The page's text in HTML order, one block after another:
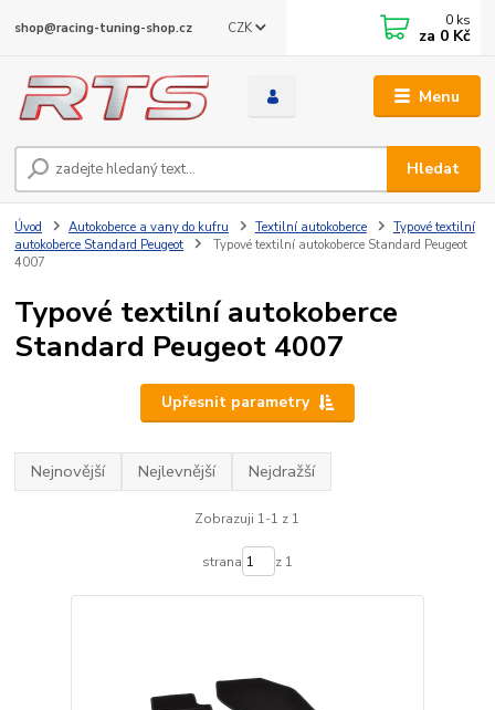
Menu
CZK
Hledat
shop@racing-tuning-shop.cz 0 ks
za 0 Kč
Úvod Autokoberce a vany do kufru Textilní autokoberce
Typové textilní
autokoberce Standard Peugeot
Typové textilní autokoberce Standard Peugeot
4007
Typové textilní autokoberce
Standard Peugeot 4007
Upřesnit parametry
Nejnovější Nejlevnější Nejdražší
Zobrazuji 1-1 z 1
strana z 1